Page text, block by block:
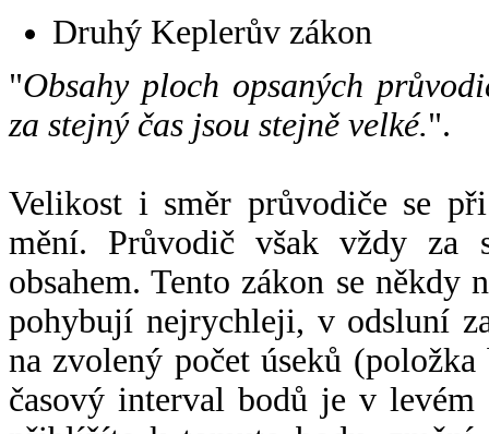
Druhý Keplerův zákon
"Obsahy ploch opsaných
za stejný čas jsou stejně velké.".
Velikost i směr průvodiče se
mění. Průvodič však vždy za
obsahem. Tento zákon se někdy
pohybují nejrychleji, v odsluní
na zvolený počet úseků
časový interval bodů je v